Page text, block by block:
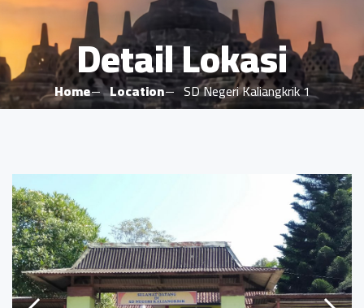
Detail Lokasi
Home Location SD Negeri Kaliangkrik 1